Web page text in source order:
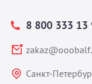
8 800 333 13
Санкт-